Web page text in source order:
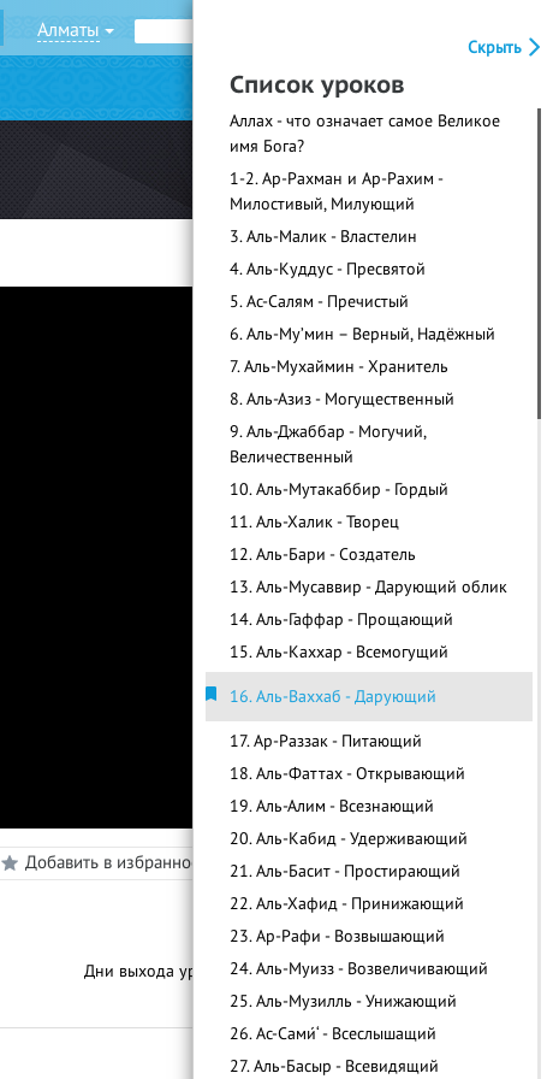
Алматы
Войти | Регистрация
Добавить в избранное Режим просмотра
Дни выхода уроков: 4 Раза В Месяц
Скрыть
Список уроков
Аллах - что означает самое Великое
имя Бога?
1-2. Ар-Рахман и Ар-Рахим -
Милостивый, Милующий
3. Аль-Малик - Властелин
4. Аль-Куддус - Пресвятой
5. Ас-Салям - Пречистый
6. Аль-Му’мин – Верный, Надёжный
7. Аль-Мухаймин - Хранитель
8. Аль-Азиз - Могущественный
9. Аль-Джаббар - Могучий,
Величественный
10. Аль-Мутакаббир - Гордый
11. Аль-Халик - Творец
12. Аль-Бари - Создатель
13. Аль-Мусаввир - Дарующий облик
14. Аль-Гаффар - Прощающий
15. Аль-Каххар - Всемогущий
16. Аль-Ваххаб - Дарующий
17. Ар-Раззак - Питающий
18. Аль-Фаттах - Открывающий
19. Аль-Алим - Всезнающий
20. Аль-Кабид - Удерживающий
21. Аль-Басит - Простирающий
22. Аль-Хафид - Принижающий
23. Ар-Рафи - Возвышающий
24. Аль-Муизз - Возвеличивающий
25. Аль-Музилль - Унижающий
26. Ас-Сами́‘ - Всеслышащий
27. Аль-Басыр - Всевидящий